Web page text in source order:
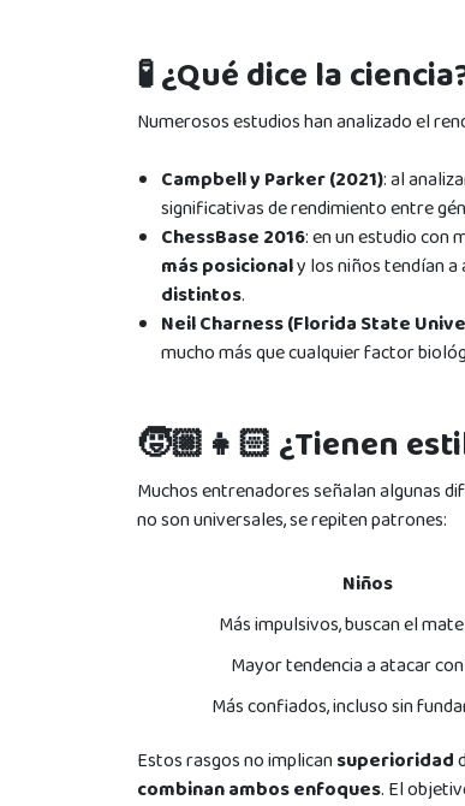
🧪 ¿Qué dice la
Numerosos estudios han analizado el
Campbell y Parker (2021): al
significativas de rendimiento entre
ChessBase 2016: en un estudio con
más posicionaly los niños tendían a
distintos.
Neil Charness (Florida State
mucho más que cualquier factor
🧒🏼👧🏻 ¿Tienen
Muchos entrenadores señalan algunas
no son universales, se repiten patrones:
Niños
Más impulsivos, buscan el
Mayor tendencia a atacar
Más confiados, incluso sin
Estos rasgos no implicansuperioridad
combinan ambos enfoques. El